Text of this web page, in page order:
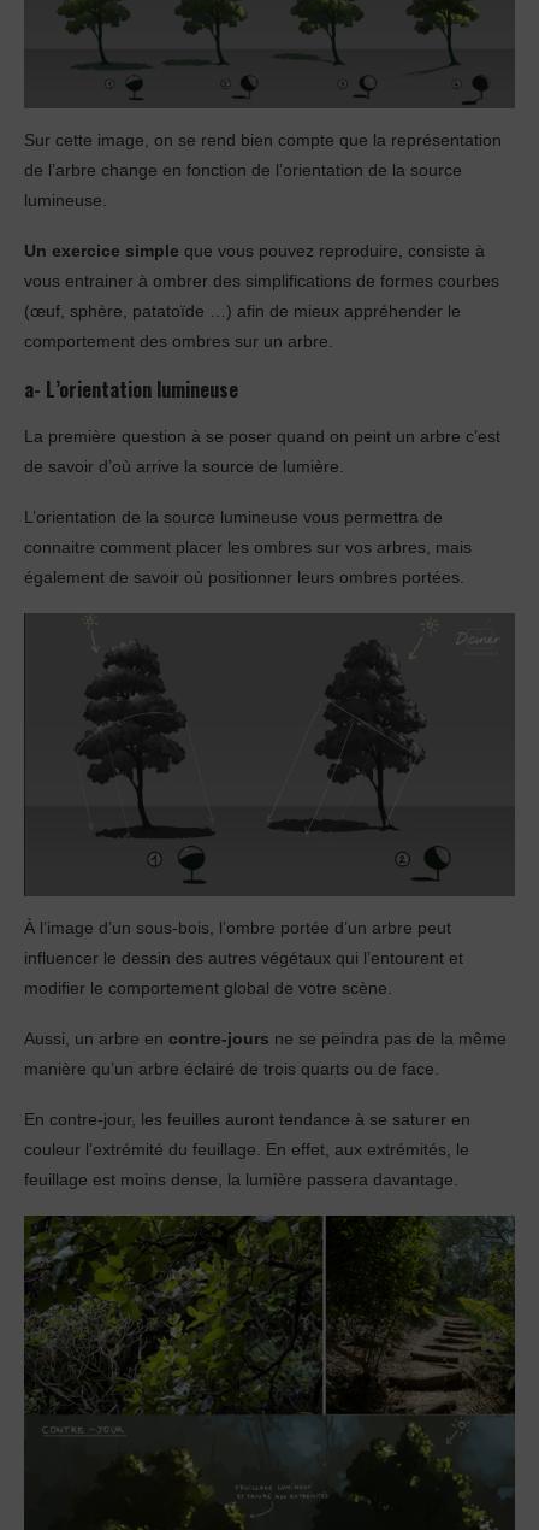
Sur cette image, on se rend bien compte que la représentation
de l’arbre change en fonction de l’orientation de la source
lumineuse.
Un exercice simple que vous pouvez reproduire, consiste à
vous entrainer à ombrer des simplifications de formes courbes
(œuf, sphère, patatoïde …) afin de mieux appréhender le
comportement des ombres sur un arbre.
a- L’orientation lumineuse
La première question à se poser quand on peint un arbre c’est
de savoir d’où arrive la source de lumière.
L’orientation de la source lumineuse vous permettra de
connaitre comment placer les ombres sur vos arbres, mais
également de savoir où positionner leurs ombres portées.
À l’image d’un sous-bois, l’ombre portée d’un arbre peut
influencer le dessin des autres végétaux qui l’entourent et
modifier le comportement global de votre scène.
Aussi, un arbre en contre-jours ne se peindra pas de la même
manière qu’un arbre éclairé de trois quarts ou de face.
En contre-jour, les feuilles auront tendance à se saturer en
couleur l’extrémité du feuillage. En effet, aux extrémités, le
feuillage est moins dense, la lumière passera davantage.